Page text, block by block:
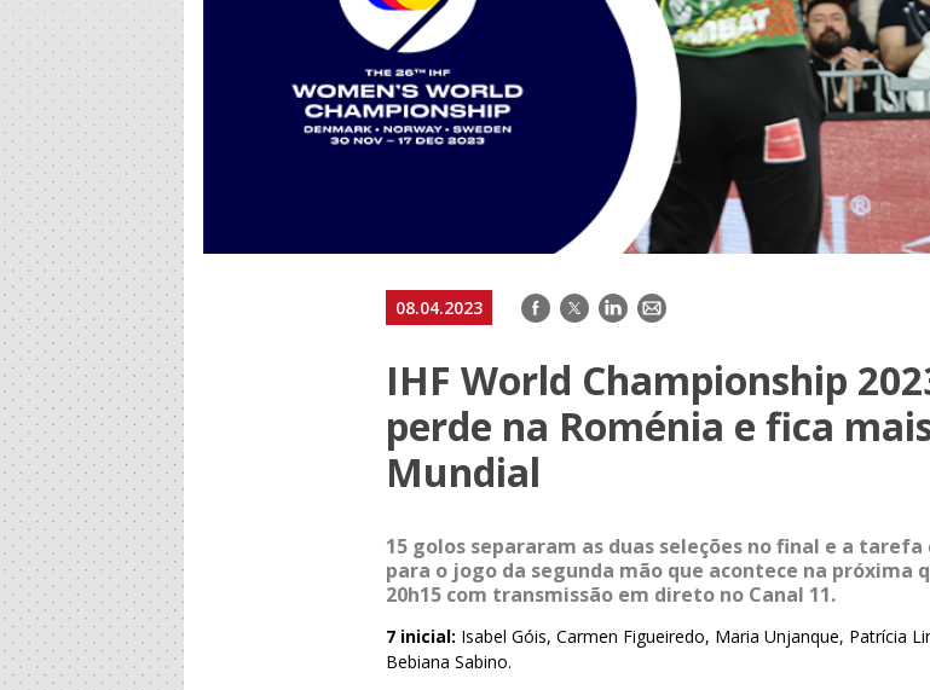
08.04.2023 Facebook
TwitterLinkedIn
E-
IHF World Championship
perde na Roménia e fica
Mundial
15 golos separaram as duas seleções no final e a
para o jogo da segunda mão que acontece na próxima
20h15 com transmissão em direto no Canal 11.
7 inicial: Isabel Góis, Carmen Figueiredo, Maria Unjanque, Patrícia
Bebiana Sabino.